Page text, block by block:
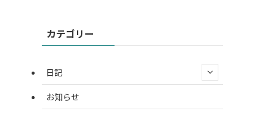
カテゴリー
日記
お知らせ